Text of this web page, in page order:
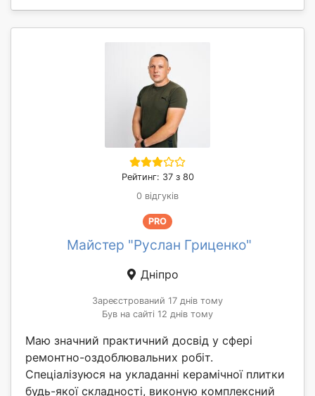
Рейтинг: 37 з 80
0 відгуків
PRO
Майстер "Руслан Гриценко"
Дніпро
Зареєстрований 17 днів тому
Був на сайті 12 днів тому
Маю значний практичний досвід у сфері
ремонтно-оздоблювальних робіт.
Спеціалізуюся на укладанні керамічної плитки
будь-якої складності, виконую комплексний